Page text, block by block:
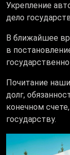
Укрепление
дело
В ближайшее
в
Почитание
долг,
конечном
государству.